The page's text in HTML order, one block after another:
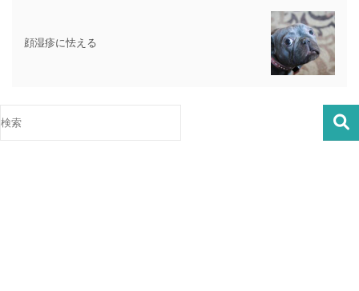
顔湿疹に怯える